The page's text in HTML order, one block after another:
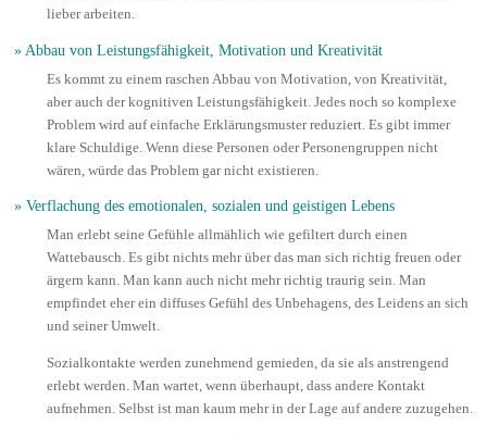
lieber arbeiten.
» Abbau von Leistungsfähigkeit, Motivation und Kreativität
Es kommt zu einem raschen Abbau von Motivation, von Kreativität,
aber auch der kognitiven Leistungsfähigkeit. Jedes noch so komplexe
Problem wird auf einfache Erklärungsmuster reduziert. Es gibt immer
klare Schuldige. Wenn diese Personen oder Personengruppen nicht
wären, würde das Problem gar nicht existieren.
» Verflachung des emotionalen, sozialen und geistigen Lebens
Man erlebt seine Gefühle allmählich wie gefiltert durch einen
Wattebausch. Es gibt nichts mehr über das man sich richtig freuen oder
ärgern kann. Man kann auch nicht mehr richtig traurig sein. Man
empfindet eher ein diffuses Gefühl des Unbehagens, des Leidens an sich
und seiner Umwelt.
Sozialkontakte werden zunehmend gemieden, da sie als anstrengend
erlebt werden. Man wartet, wenn überhaupt, dass andere Kontakt
aufnehmen. Selbst ist man kaum mehr in der Lage auf andere zuzugehen.